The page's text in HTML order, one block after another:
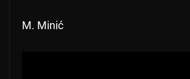
M. Minić